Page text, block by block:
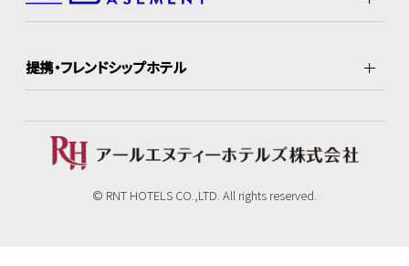
提携・フレンドシップホテル
© RNT HOTELS CO.,LTD. All rights reserved.